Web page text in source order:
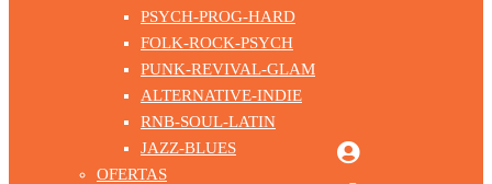
PSYCH-PROG-HARD
FOLK-ROCK-PSYCH
PUNK-REVIVAL-GLAM
ALTERNATIVE-INDIE
RNB-SOUL-LATIN
JAZZ-BLUES
OFERTAS